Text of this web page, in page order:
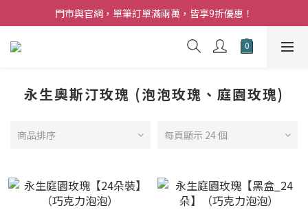
夏日購花福利．消費不限金額【贈】乾燥玫瑰乙束
門市與官網，單筆訂單滿兩萬，皆享9折優惠！
夏日購花福利．消費不限金額【贈】乾燥玫瑰乙束
永生奧斯汀玫瑰 (泡泡玫瑰、庭園玫瑰)
商品排序 每頁顯示 24 個